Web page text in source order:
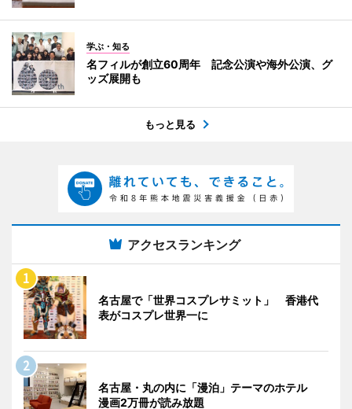
学ぶ・知る
名フィルが創立60周年 記念公演や海外公演、グ
ッズ展開も
もっと見る
アクセスランキング
名古屋で「世界コスプレサミット」 香港代
表がコスプレ世界一に
名古屋・丸の内に「漫泊」テーマのホテル
漫画2万冊が読み放題